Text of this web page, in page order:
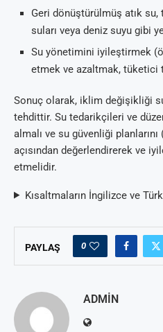
Geri dönüştürülmüş atık su,
suları veya deniz suyu gibi
Su yönetimini iyileştirmek
etmek ve azaltmak, tüketici
Sonuç olarak, iklim değişikliği
tehdittir. Su tedarikçileri ve
almalı ve su güvenliği planlarını
açısından değerlendirerek ve
etmelidir.
Kısaltmaların İngilizce ve
PAYLAŞ 0
ADMIN